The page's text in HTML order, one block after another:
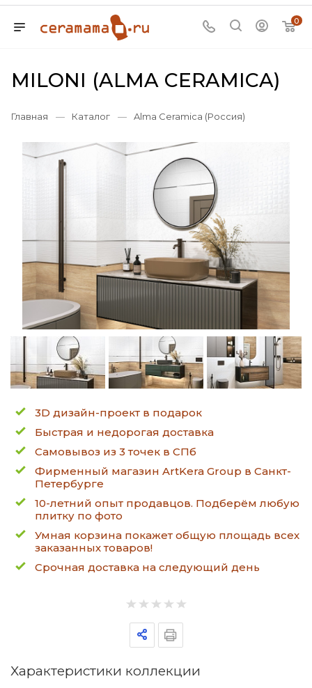
0
MILONI (ALMA CERAMICA)
Главная — Каталог — Alma Ceramica (Россия)
3D дизайн-проект в подарок
Быстрая и недорогая доставка
Самовывоз из 3 точек в СПб
Фирменный магазин ArtKera Group в Санкт-
Петербурге
10-летний опыт продавцов. Подберём любую
плитку по фото
Умная корзина покажет общую площадь всех
заказанных товаров!
Срочная доставка на следующий день
Характеристики коллекции